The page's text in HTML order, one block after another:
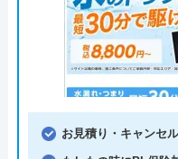
お見積り・キャンセ